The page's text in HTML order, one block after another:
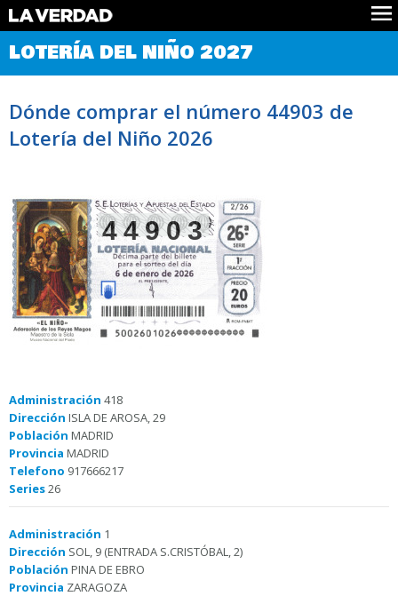
Comprobar Loteria del Niño
Premios
Noticias
Datos
LOTERÍA DEL NIÑO 2027
Dónde comprar el número 44903 de
Lotería del Niño 2026
44903
Administración 418
Dirección ISLA DE AROSA, 29
Población MADRID
Provincia MADRID
Telefono 917666217
Series26
Administración 1
Dirección SOL, 9 (ENTRADA S.CRISTÓBAL, 2)
Población PINA DE EBRO
Provincia ZARAGOZA